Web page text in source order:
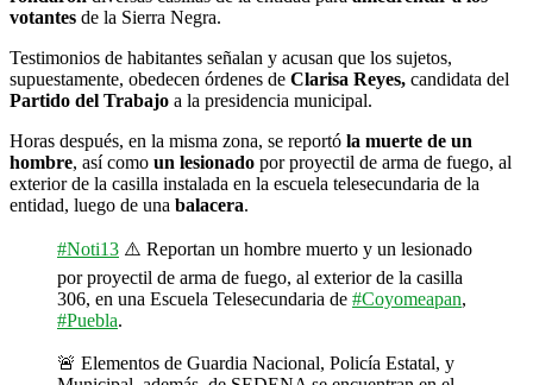
votantes de la Sierra Negra.
Testimonios de habitantes señalan y acusan que los sujetos,
supuestamente, obedecen órdenes de Clarisa Reyes, candidata del
Partido del Trabajo a la presidencia municipal.
Horas después, en la misma zona, se reportó la muerte de un
hombre, así como un lesionado por proyectil de arma de fuego, al
exterior de la casilla instalada en la escuela telesecundaria de la
entidad, luego de una balacera.
#Noti13 ⚠️ Reportan un hombre muerto y un lesionado
por proyectil de arma de fuego, al exterior de la casilla
306, en una Escuela Telesecundaria de #Coyomeapan,
#Puebla.
🚨 Elementos de Guardia Nacional, Policía Estatal, y